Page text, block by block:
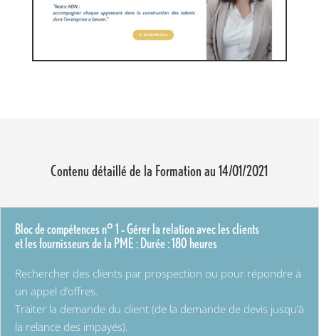
Contenu détaillé de la Formation au 14/01/2021
Bloc de compétences n° 1 – Gérer la relation avec les clients
et les fournisseurs de la PME : Durée : 180 heures
Rechercher des clients par prospection ou pour répondre à
un appel d’offres.
Traiter la demande du client (de la demande de devis jusqu’à
la relance des impayés).